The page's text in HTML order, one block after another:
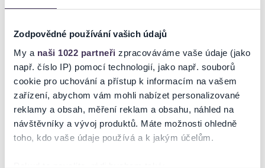
Zodpovědné používání vašich údajů
My a naši 1022 partneři zpracováváme vaše údaje (jako
např. číslo IP) pomocí technologií, jako např. souborů
cookie pro uchování a přístup k informacím na vašem
zařízení, abychom vám mohli nabízet personalizované
reklamy a obsah, měření reklam a obsahu, náhled na
návštěvníky a vývoj produktů. Máte možnosti ohledně
toho, kdo vaše údaje používá a k jakým účelům.
Pokud to povolíte, rádi bychom také:
Postup:
- při objednání lístků online vám systém nawww.ticketportal.cz
- s vytisknutou vstupenkou se vám vytiskne i parkovací lístek
- ten pak při vjezdu do Parkovacího domu a po akci při výjezdu
nastavte čárovým kódem na snímač u závory.
UPOZORNĚNÍ: parkovací lístek po vjezdu nevyhazujte, musíte si jej
ponechat i pro výjezd, doporučujeme uschovat si lístek v autě!
Číst více
Ticketportal je zárukou pravosti vstupenek